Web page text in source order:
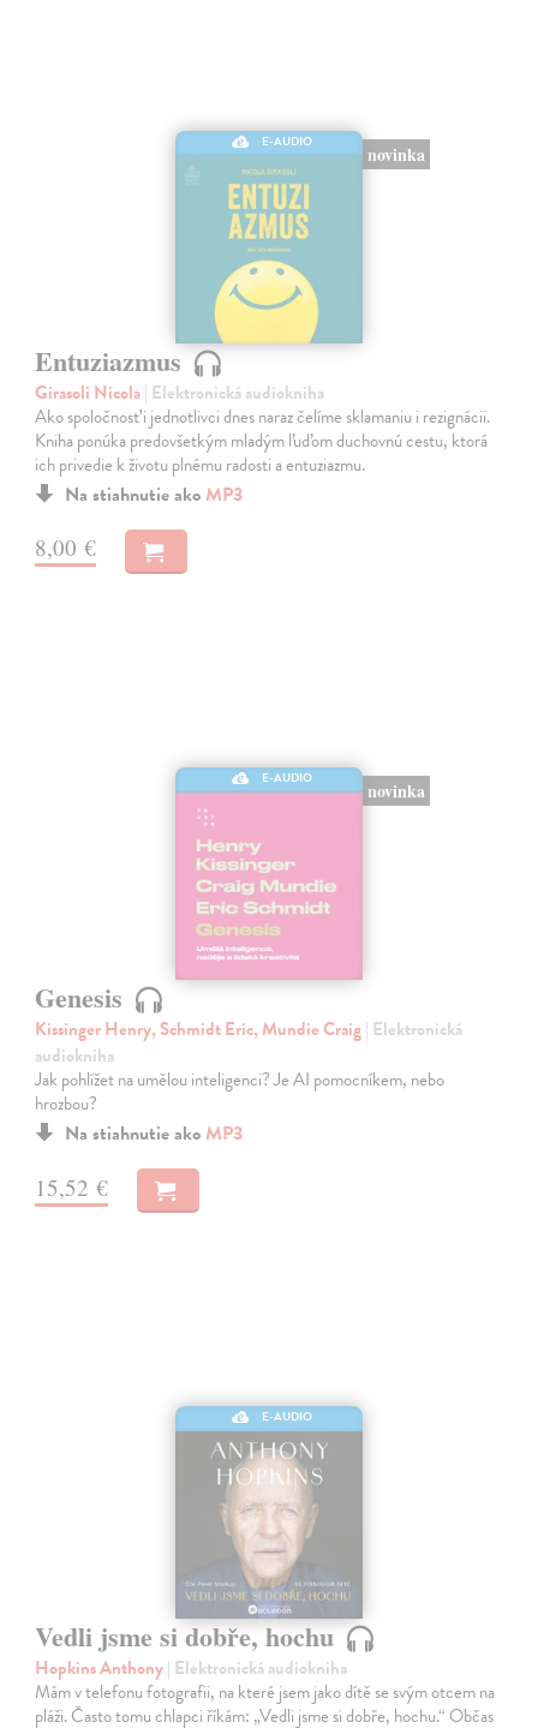
E-AUDIO
novinka
Entuziazmus
Girasoli Nicola| Elektronická audiokniha
Ako spoločnosť i jednotlivci dnes naraz čelíme sklamaniu i rezignácii.
Kniha ponúka predovšetkým mladým ľuďom duchovnú cestu, ktorá
ich privedie k životu plnému radosti a entuziazmu.
Na stiahnutie ako MP3
8,00 €
E-AUDIO
novinka
Genesis
Kissinger Henry, Schmidt Eric, Mundie Craig| Elektronická
audiokniha
Jak pohlížet na umělou inteligenci? Je AI pomocníkem, nebo
hrozbou?
Na stiahnutie ako MP3
15,52 €
E-AUDIO
Vedli jsme si dobře, hochu
Hopkins Anthony| Elektronická audiokniha
Mám v telefonu fotografii, na které jsem jako dítě se svým otcem na
pláži. Často tomu chlapci říkám: „Vedli jsme si dobře, hochu.“ Občas